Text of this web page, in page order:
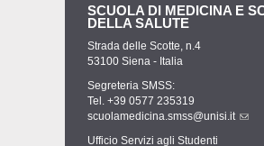
SCUOLA DI MEDICINA E
DELLA SALUTE
Strada delle Scotte, n.4
53100 Siena - Italia
Segreteria SMSS:
Tel. +39 0577 235319
scuolamedicina.smss@unisi.it
Ufficio Servizi agli Studenti